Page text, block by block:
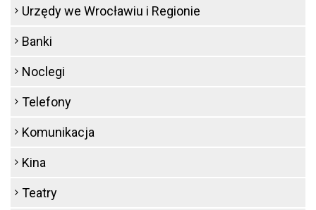
Urzędy we Wrocławiu i Regionie
Banki
Noclegi
Telefony
Komunikacja
Kina
Teatry